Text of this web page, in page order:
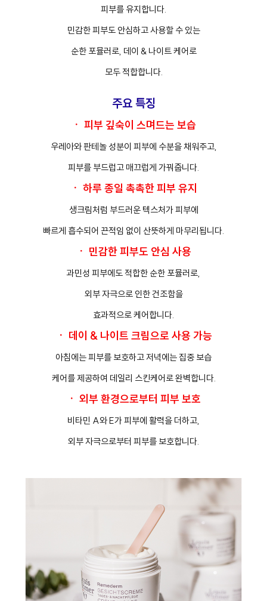
피부를 유지합니다.
민감한 피부도 안심하고 사용할 수 있는
순한 포뮬러로, 데이 & 나이트 케어로
모두 적합합니다.
주요 특징
ㆍ 피부 깊숙이 스며드는 보습
우레아와 판테놀 성분이 피부에 수분을 채워주고,
피부를 부드럽고 매끄럽게 가꿔줍니다.
ㆍ 하루 종일 촉촉한 피부 유지
생크림처럼 부드러운 텍스처가 피부에
빠르게 흡수되어 끈적임 없이 산뜻하게 마무리됩니다.
ㆍ 민감한 피부도 안심 사용
과민성 피부에도 적합한 순한 포뮬러로,
외부 자극으로 인한 건조함을
효과적으로 케어합니다.
ㆍ 데이 & 나이트 크림으로 사용 가능
아침에는 피부를 보호하고 저녁에는 집중 보습
케어를 제공하여 데일리 스킨케어로 완벽합니다.
ㆍ 외부 환경으로부터 피부 보호
비타민 A와 E가 피부에 활력을 더하고,
외부 자극으로부터 피부를 보호합니다.